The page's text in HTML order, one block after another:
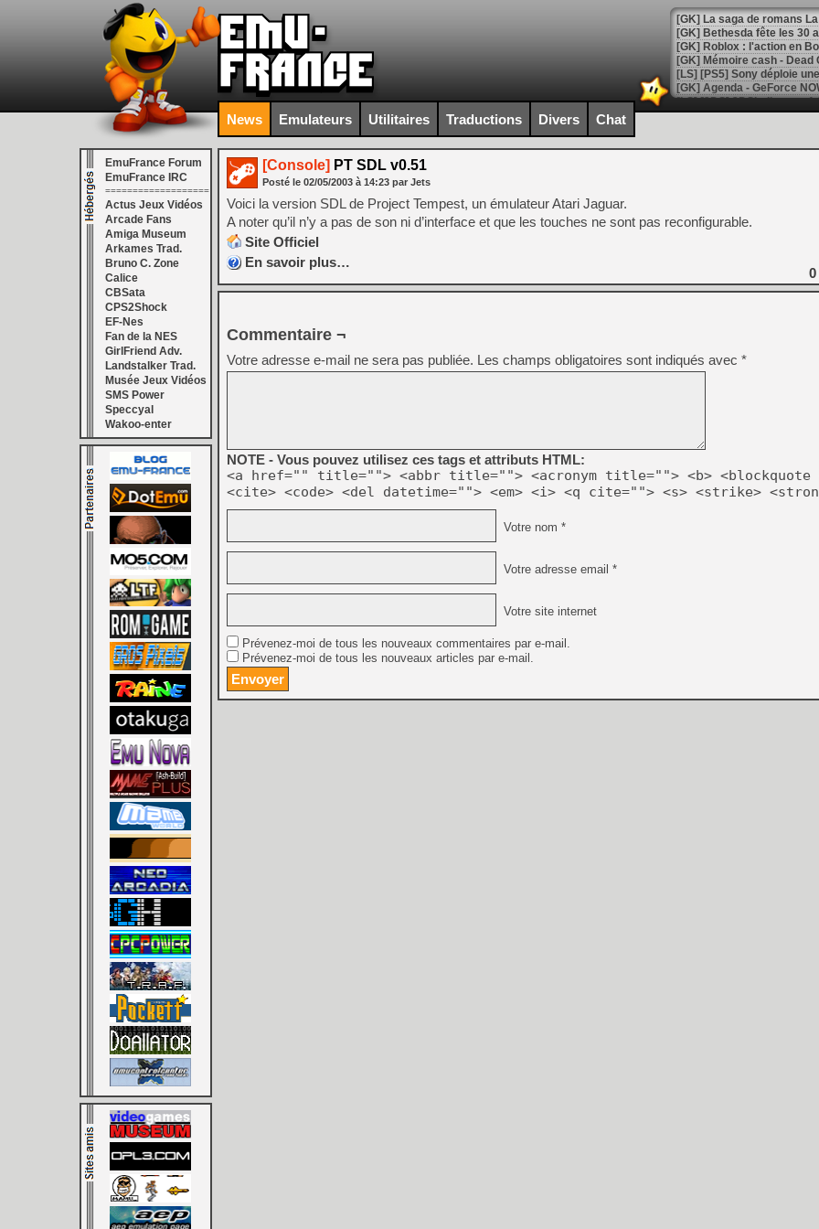
[GK] Bethesda fête les 30
[GK] Roblox : l'action en
[GK] Agenda - GeForce
[GK] Devolver Digital en a
[LS] [PS5] ps5-y2jb-
[GK] Pourquoi Marvel
[GK] Test : Restory : Chill
[GK] GTA 6 : Rockstar
[GK] Hot Wheels Infinite
[GK] Mémoire cash -
[GK] Résultats Nintendo :
[GK] Déjà des
[GK] Minecraft et ses «
[GK] Beast of
[GK] Ubisoft : fin de partie
[GK] Mémoire cash -
[GK] Dan Houser (GTA)
[GK] Comment EA Sports
[GK] Crimson Moon : un
[GK] Isle of Reveries : le
[GK] Moonlighter 2 : The
[GK] Capcom relance
[GK] Le beat'em up The
[GK] Endless Legend 2 :
[LS] [PS5] Le WebKit
[GK] Oubliez Crazy Taxi,
[LS] [Switch] NSZ 5.0.0
News Emulateurs Utilitaires Traductions Divers Chat
EmuFrance Forum
EmuFrance IRC
===================
Actus Jeux Vidéos
Arcade Fans
Amiga Museum
Arkames Trad.
Bruno C. Zone
Calice
CBSata
CPS2Shock
EF-Nes
Fan de la NES
GirlFriend Adv.
Landstalker Trad.
Musée Jeux Vidéos
SMS Power
Speccyal
Wakoo-enter
[Console] PT SDL v0.51
Posté le 02/05/2003 à 14:23 par Jets
Voici la version SDL de Project Tempest, un émulateur Atari Jaguar.
A noter qu’il n’y a pas de son ni d’interface et que les touches ne sont pas reconfigurable.
Site Officiel
En savoir plus…
0
Commentaire ¬
Votre adresse e-mail ne sera pas publiée. Les champs obligatoires sont indiqués avec *
NOTE - Vous pouvez utilisez ces tags et attributs HTML:
<a href="" title=""> <abbr title=""> <acronym title=""> <b> <blockquote
<cite> <code> <del datetime=""> <em> <i> <q cite=""> <s> <strike>
Votre nom *
Votre adresse email *
Votre site internet
Prévenez-moi de tous les nouveaux commentaires par e-mail.
Prévenez-moi de tous les nouveaux articles par e-mail.